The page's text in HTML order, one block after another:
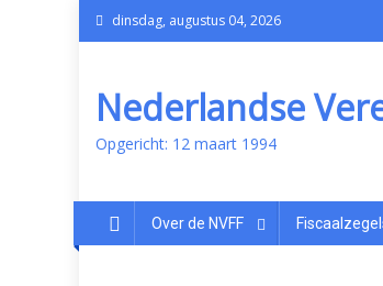
dinsdag, augustus 04, 2026
Nederlandse
Opgericht: 12 maart 1994
Over de NVFF